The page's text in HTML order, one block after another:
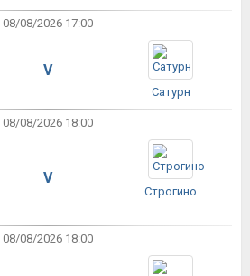
08/08/2026 17:00
V
Сатурн
08/08/2026 18:00
V
Строгино
08/08/2026 18:00